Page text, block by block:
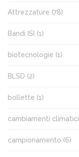
Attrezzature (78)
Bandi ISI (1)
biotecnologie (1)
BLSD (2)
bollette (1)
cambiamenti climatici
campionamento (6)